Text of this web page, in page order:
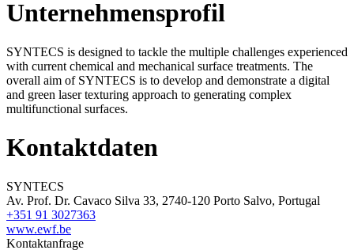
Unternehmensprofil
SYNTECS is designed to tackle the multiple challenges experienced
with current chemical and mechanical surface treatments. The
overall aim of SYNTECS is to develop and demonstrate a digital
and green laser texturing approach to generating complex
multifunctional surfaces.
Kontaktdaten
SYNTECS
Av. Prof. Dr. Cavaco Silva 33, 2740-120 Porto Salvo, Portugal
+351 91 3027363
www.ewf.be
Kontaktanfrage